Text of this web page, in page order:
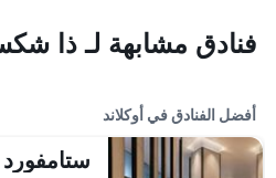
فنادق مشابهة لـ ذا
أفضل الفنادق في أوكلاند